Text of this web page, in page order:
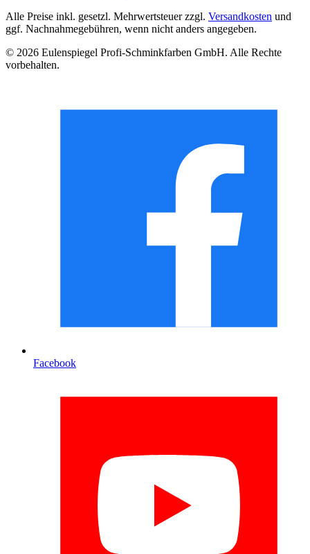
Alle Preise inkl. gesetzl. Mehrwertsteuer zzgl. Versandkosten und
ggf. Nachnahmegebühren, wenn nicht anders angegeben.
© 2026 Eulenspiegel Profi-Schminkfarben GmbH. Alle Rechte
vorbehalten.
Facebook